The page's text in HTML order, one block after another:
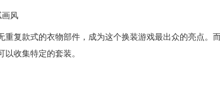
风
复款式的衣物部件，成为这个换装游戏最出众的亮点。
收集特定的套装。